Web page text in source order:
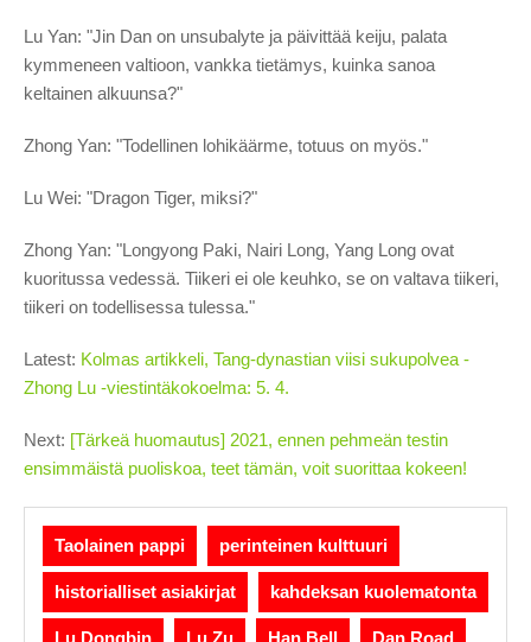
Lu Yan: "Jin Dan on unsubalyte ja päivittää keiju, palata
kymmeneen valtioon, vankka tietämys, kuinka sanoa
keltainen alkuunsa?"
Zhong Yan: "Todellinen lohikäärme, totuus on myös."
Lu Wei: "Dragon Tiger, miksi?"
Zhong Yan: "Longyong Paki, Nairi Long, Yang Long ovat
kuoritussa vedessä. Tiikeri ei ole keuhko, se on valtava tiikeri,
tiikeri on todellisessa tulessa."
Latest: Kolmas artikkeli, Tang-dynastian viisi sukupolvea -
Zhong Lu -viestintäkokoelma: 5. 4.
Next: [Tärkeä huomautus] 2021, ennen pehmeän testin
ensimmäistä puoliskoa, teet tämän, voit suorittaa kokeen!
Taolainen pappi perinteinen kulttuuri
historialliset asiakirjat kahdeksan kuolematonta
Lu Dongbin Lu Zu Han Bell Dan Road